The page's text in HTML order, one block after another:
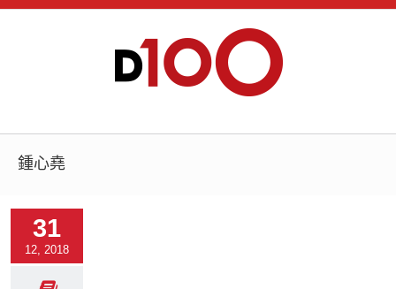
鍾心堯
31
12, 2018